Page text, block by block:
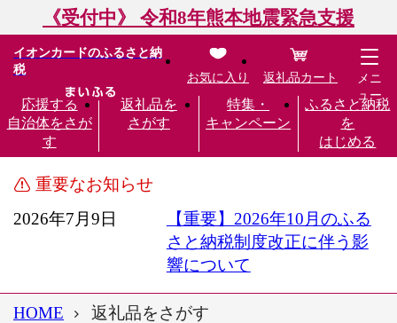
《受付中》 令和8年熊本地震緊急支援
イオンカードのふるさと納
税
応援する
自治体をさが
す
返礼品を
さがす
特集・
キャンペーン
ふるさと納税
を
はじめる
お気に入り 返礼品カート
メニ
ュー
重要なお知らせ
2026年7月9日
【重要】2026年10月のふる
さと納税制度改正に伴う影
響について
HOME 返礼品をさがす